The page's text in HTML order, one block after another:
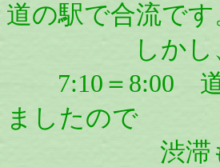
道の駅で合流です
しかし、、菰
7:10＝8:00 道
ましたので
渋滞もなく